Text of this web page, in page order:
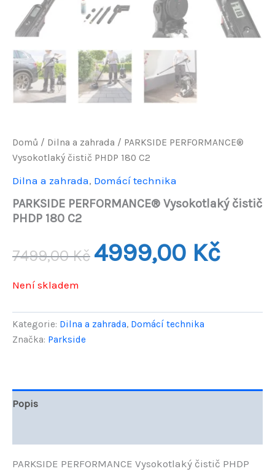
Domů / Dilna a zahrada / PARKSIDE PERFORMANCE®
Vysokotlaký čistič PHDP 180 C2
Dilna a zahrada, Domácí technika
PARKSIDE PERFORMANCE® Vysokotlaký čistič
PHDP 180 C2
7499,00Kč
Původní
7499,00 Kč.
4999,00 Kč
Není skladem
Kategorie: Dilna a zahrada, Domácí technika
Značka: Parkside
Popis
PARKSIDE PERFORMANCE Vysokotlaký čistič PHDP